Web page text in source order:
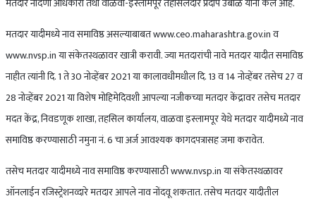
मतदार यादीमध्ये नाव समाविष्ठ असल्याबाबत www.ceo.maharashtra.gov.in व
www.nvsp.in या संकेतस्थळावर खात्री करावी. ज्या मतदारांची नावे मतदार यादीत समाविष्ठ
नाहीत त्यांनी दि. 1 ते 30 नोव्हेंबर 2021 या कालावधीमधील दि. 13 व 14 नोव्हेंबर तसेच 27 व
28 नोव्हेंबर 2021 या विशेष मोहिमेदिवशी आपल्या नजीकच्या मतदार केंद्रावर तसेच मतदार
मदत केंद्र, निवडणूक शाखा, तहसिल कार्यालय, वाळवा इस्लामपूर येथे मतदार यादीमध्ये नाव
समाविष्ठ करण्यासाठी नमुना नं. 6 चा अर्ज आवश्यक कागदपत्रासह जमा करावेत.
तसेच मतदार यादीमध्ये नाव समाविष्ठ करण्यासाठी www.nvsp.in या संकेतस्थळावर
ऑनलाईन रजिस्ट्रेशनव्दारे मतदार आपले नाव नोंदवू शकतात. तसेच मतदार यादीतील